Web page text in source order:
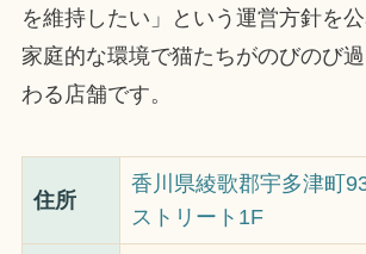
を維持したい」という運営方針を公
家庭的な環境で猫たちがのびのび
わる店舗です。
住所
香川県綾歌郡宇多津町
ストリート1F